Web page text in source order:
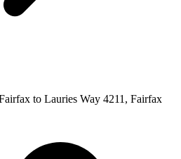
to Lauries Way 4211, Fairfax